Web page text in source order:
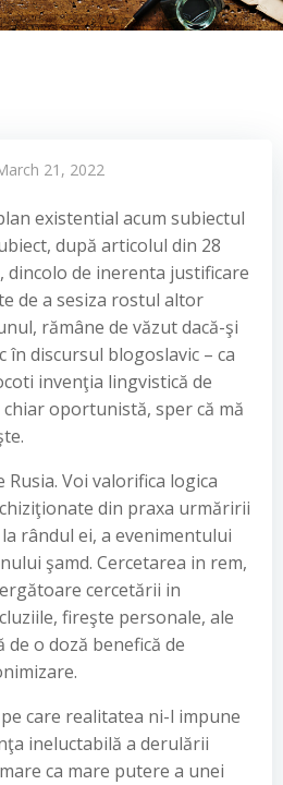
21, 2022
existential acum subiectul
după articolul din 28
de inerenta justificare
de a sesiza rostul altor
rămâne de văzut dacă-şi
în discursul blogoslavic – ca
invenţia lingvistică de
oportunistă, sper că mă
Voi valorifica logica
din praxa urmăririi
rândul ei, a evenimentului
şamd. Cercetarea in rem,
cercetării in
fireşte personale, ale
o doză benefică de
care realitatea ni-l impune
ineluctabilă a derulării
ca mare putere a unei